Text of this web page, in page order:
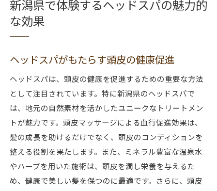
き
地元の自然が生んだヘッドスパブラシの秘密
自然由来のブラシが与える効果
地元職人が手掛けるブラシの魅力
新潟の豊かな自然を感じるブラシ
ヘッドスパブラシの使い方と効果
新潟の自然素材がもたらす深いリラクゼー
ション
日々のストレスを解消新潟のヘッドスパ体験
新潟でのヘッドスパが日常を癒す
新潟県で体験するヘッドスパの魅力的
な効果
ヘッドスパがもたらす頭皮の健康促進
ヘッドスパは、頭皮の健康を促進するための重要な方法
として注目されています。特に新潟県のヘッドスパで
は、地元の自然素材を活かしたユニークなトリートメン
トが魅力です。頭皮マッサージによる血行促進効果は、
髪の成長を助けるだけでなく、頭皮のコンディションを
整える役割を果たします。また、ミネラル豊富な温泉水
やハーブを用いた施術は、頭皮を潤し栄養を与えるた
め、健康で美しい髪を保つのに最適です。さらに、頭皮